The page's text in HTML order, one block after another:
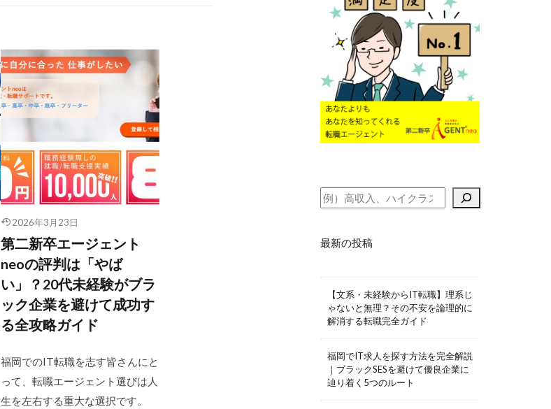
2026年3月23日
第二新卒エージェント
neoの評判は「やば
い」？20代未経験がブラ
ック企業を避けて成功す
る全攻略ガイド
福岡でのIT転職を志す皆さんにと
って、転職エージェント選びは人
生を左右する重大な選択です。
最新の投稿
【文系・未経験からIT転職】理系じ
ゃないと無理？その不安を論理的に
解消する転職完全ガイド
福岡でIT求人を探す方法を完全解説
｜ブラックSESを避けて優良企業に
辿り着く5つのルート